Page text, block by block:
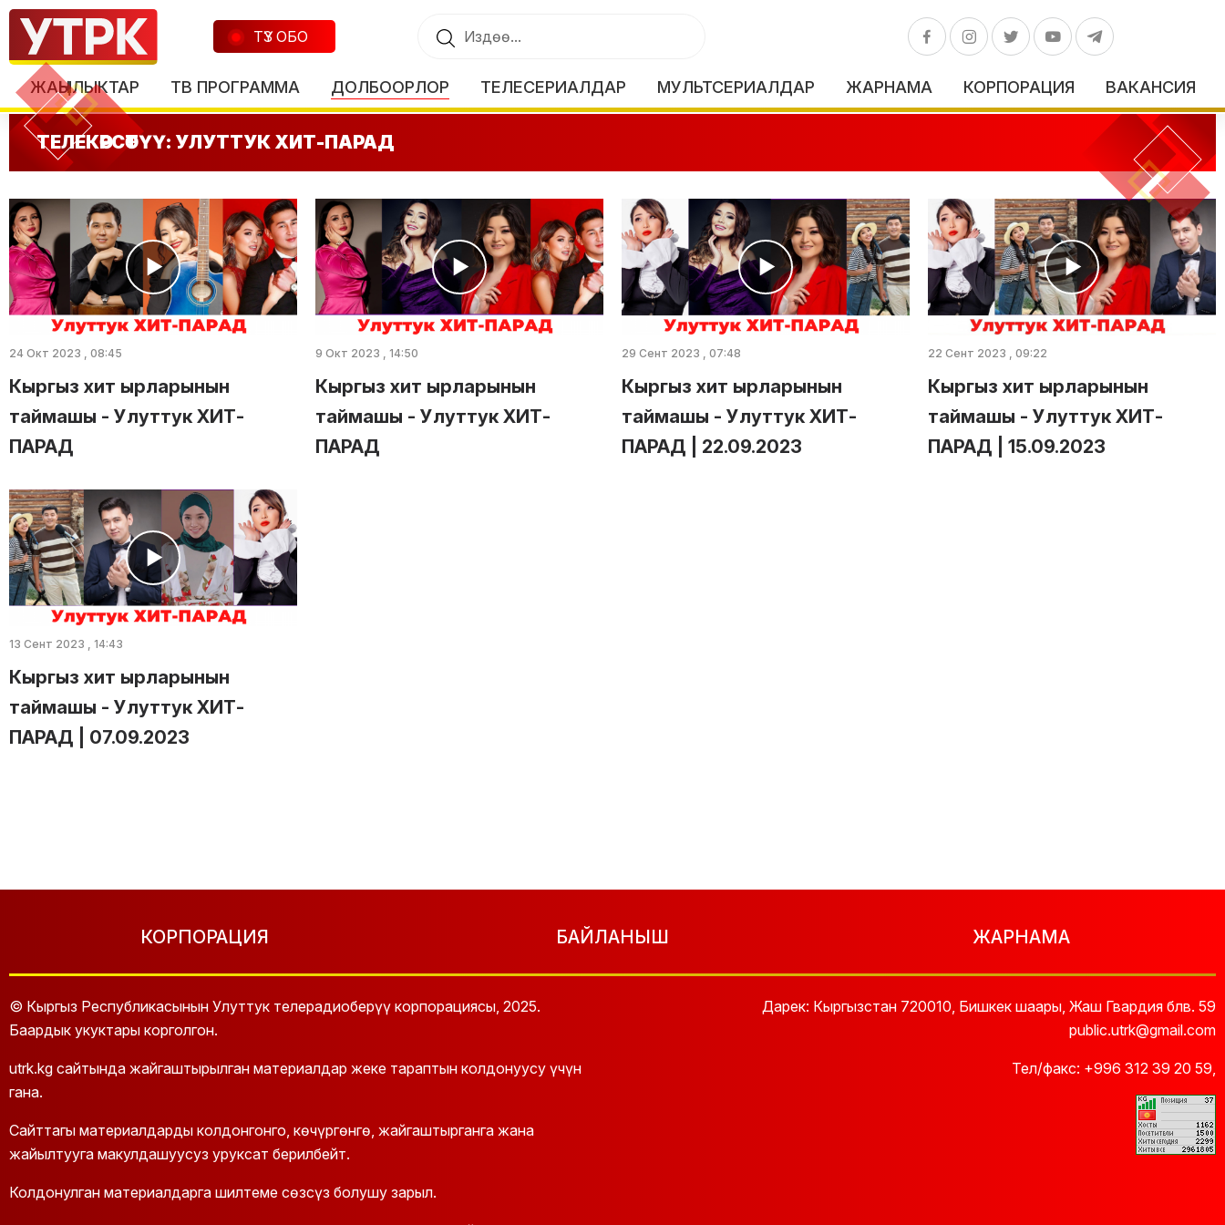
ТҮЗ ОБО
ЖАҢЫЛЫКТАР ТВ ПРОГРАММА ДОЛБООРЛОР ТЕЛЕСЕРИАЛДАР МУЛЬТСЕРИАЛДАР ЖАРНАМА КОРПОРАЦИЯ ВАКАНСИЯ
ТЕЛЕКӨРСӨТҮҮ: УЛУТТУК ХИТ-ПАРАД
24 Окт 2023 , 08:45
Кыргыз хит ырларынын
таймашы - Улуттук ХИТ-
ПАРАД
9 Окт 2023 , 14:50
Кыргыз хит ырларынын
таймашы - Улуттук ХИТ-
ПАРАД
29 Сент 2023 , 07:48
Кыргыз хит ырларынын
таймашы - Улуттук ХИТ-
ПАРАД | 22.09.2023
22 Сент 2023 , 09:22
Кыргыз хит ырларынын
таймашы - Улуттук ХИТ-
ПАРАД | 15.09.2023
13 Сент 2023 , 14:43
Кыргыз хит ырларынын
таймашы - Улуттук ХИТ-
ПАРАД | 07.09.2023
КОРПОРАЦИЯ БАЙЛАНЫШ ЖАРНАМА
© Кыргыз Республикасынын Улуттук телерадиоберүү корпорациясы, 2025.
Баардык укуктары корголгон.
utrk.kg сайтында жайгаштырылган материалдар жеке тараптын колдонуусу үчүн
гана.
Сайттагы материалдарды колдонгонго, көчүргөнгө, жайгаштырганга жана
жайылтууга макулдашуусуз уруксат берилбейт.
Колдонулган материалдарга шилтеме сөзсүз болушу зарыл.
Дарек: Кыргызстан 720010, Бишкек шаары, Жаш Гвардия блв. 59
public.utrk@gmail.com
Тел/факс: +996 312 39 20 59